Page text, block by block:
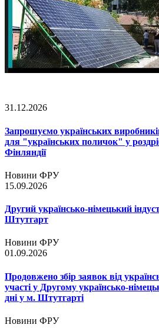
31.12.2026
Запрошуємо українських
для "українських поличок" у
Фінляндії
Новини ФРУ
15.09.2026
Другий українсько-німецький
Штутгарт
Новини ФРУ
01.09.2026
Продовжено збір заявок від
участі у Другому українсько-
дні у м. Штутгарті
Новини ФРУ